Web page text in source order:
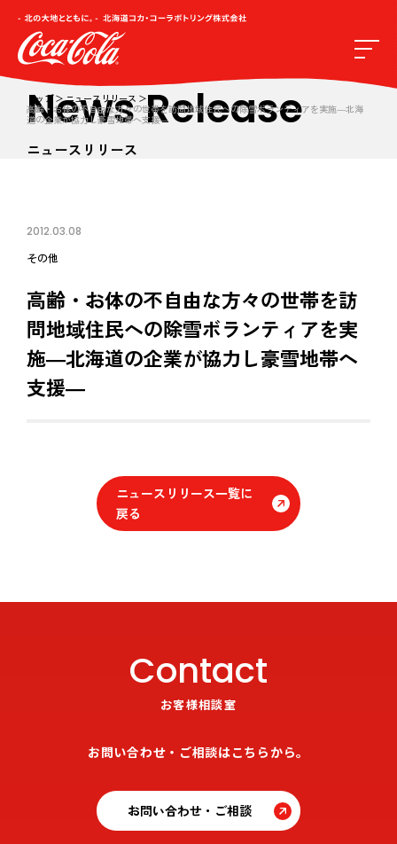
トップ
ニュースリリース
高齢・お体の不自由な方々の世帯を訪問地域住民への除雪ボランティアを実施―北海
道の企業が協力し豪雪地帯へ支援―
News Release
ニュースリリース
2012.03.08
その他
高齢・お体の不自由な方々の世帯を訪
問地域住民への除雪ボランティアを実
施―北海道の企業が協力し豪雪地帯へ
支援―
ニュースリリース一覧に
戻る
Contact
お客様相談室
お問い合わせ・ご相談はこちらから。
お問い合わせ・ご相談